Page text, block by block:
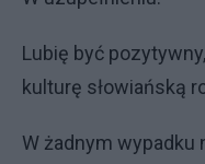
Lubię być
kulturę słowiańską
W żadnym wypadku